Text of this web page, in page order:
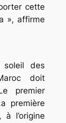
cette
», affirme
des
doit
premier
première
l’origine